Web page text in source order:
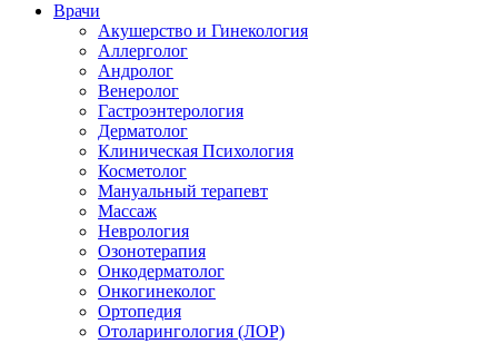
Врачи
Акушерство и Гинекология
Аллерголог
Андролог
Венеролог
Гастроэнтерология
Дерматолог
Клиническая Психология
Косметолог
Мануальный терапевт
Массаж
Неврология
Озонотерапия
Онкодерматолог
Онкогинеколог
Ортопедия
Отоларингология (ЛОР)